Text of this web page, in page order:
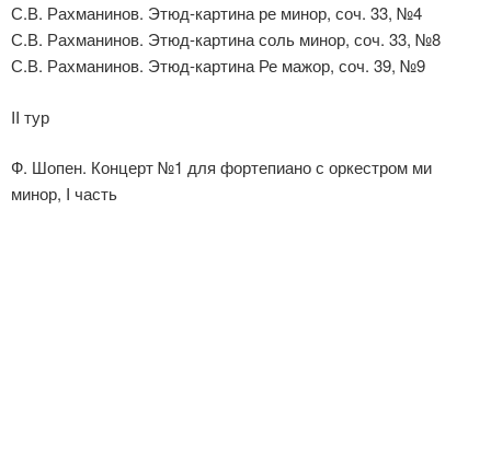
С.В. Рахманинов. Этюд-картина ре минор, соч. 33, №4
С.В. Рахманинов. Этюд-картина соль минор, соч. 33, №8
С.В. Рахманинов. Этюд-картина Ре мажор, соч. 39, №9
II тур
Ф. Шопен. Концерт №1 для фортепиано с оркестром ми
минор, I часть